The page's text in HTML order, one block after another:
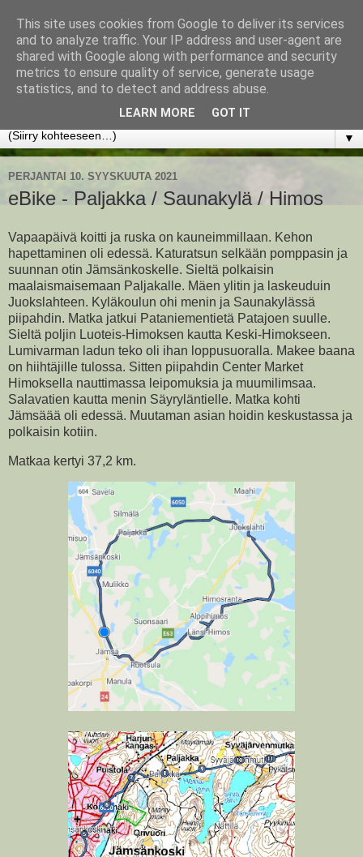
www.jyrkikokko.fi
Uusi Suunta - Jokainen hetki tarjoaa tilaisuuden muuttaa
▼
PERJANTAI 10. SYYSKUUTA 2021
eBike - Paljakka / Saunakylä / Himos
Vapaapäivä koitti ja ruska on kauneimmillaan. Kehon
hapettaminen oli edessä. Katuratsun selkään pomppasin ja
suunnan otin Jämsänkoskelle. Sieltä polkaisin
maalaismaisemaan Paljakalle. Mäen ylitin ja laskeuduin
Juokslahteen. Kyläkoulun ohi menin ja Saunakylässä
piipahdin. Matka jatkui Pataniementietä Patajoen suulle.
Sieltä poljin Luoteis-Himoksen kautta Keski-Himokseen.
Lumivarman ladun teko oli ihan loppusuoralla. Makee baana
on hiihtäjille tulossa. Sitten piipahdin Center Market
Himoksella nauttimassa leipomuksia ja muumilimsaa.
Salavatien kautta menin Säyryläntielle. Matka kohti
Jämsäää oli edessä. Muutaman asian hoidin keskustassa ja
polkaisin kotiin.
Matkaa kertyi 37,2 km.
This site uses cookies from Google to deliver its services
and to analyze traffic. Your IP address and user-agent are
shared with Google along with performance and security
metrics to ensure quality of service, generate usage
statistics, and to detect and address abuse.
LEARN MORE GOT IT